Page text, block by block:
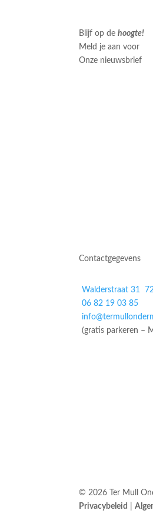
Blijf op dehoogte!
Meld je aan voor
Onze nieuwsbrief
Contactgegevens
Walderstraat 31
06 82 19 03 85
(gratis parkeren –
© 2026 Ter Mull
Privacybeleid
|